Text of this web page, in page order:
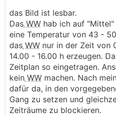
das Bild ist lesbar.
Das WW hab ich auf
eine Temperatur von 43 -
das WW nur in der Zeit von
14.00 - 16.00 h erzeugen.
Zeitplan so eingetragen.
kein WW machen. Nach
dafür da, in den
Gang zu setzen und
Zeiträume zu blockieren.